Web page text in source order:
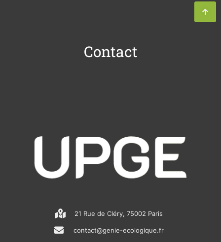
Contact
21 Rue de Cléry, 75002 Paris
contact@genie-ecologique.fr